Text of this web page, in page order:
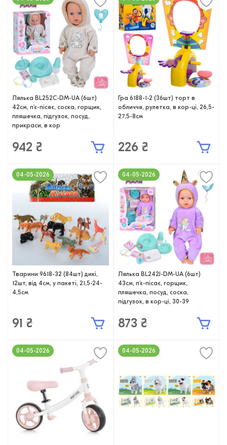
Лялька BL252C-DM-UA (6шт)
42см, п'є-пісяє, соска, горщик,
пляшечка, підгузок, посуд,
прикраси, в кор
942 ₴
Гра 6188-1-2 (36шт) торт в
обличчя, рулетка, в кор-ці, 26,5-
27,5-8см
226 ₴
Тварини 9618-32 (84шт) дикі,
12шт, від 4см, у пакеті, 21,5-24-
4,5см
91 ₴
04-05-2026
Лялька BL242J-DM-UA (6шт)
43см, п'є-пісає, горщик,
пляшечка, посуд, соска,
підгузок, в кор-ці, 30-39
873 ₴
04-05-2026
04-05-2026 04-05-2026